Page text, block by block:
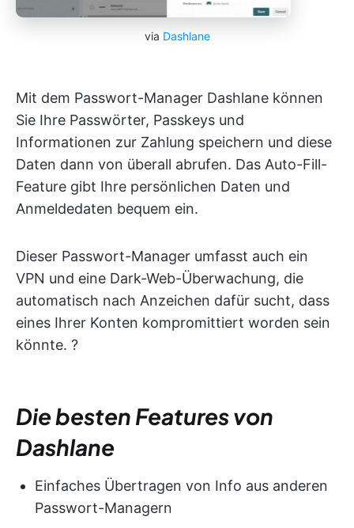
via Dashlane
Mit dem Passwort-Manager Dashlane können
Sie Ihre Passwörter, Passkeys und
Informationen zur Zahlung speichern und diese
Daten dann von überall abrufen. Das Auto-Fill-
Feature gibt Ihre persönlichen Daten und
Anmeldedaten bequem ein.
Dieser Passwort-Manager umfasst auch ein
VPN und eine Dark-Web-Überwachung, die
automatisch nach Anzeichen dafür sucht, dass
eines Ihrer Konten kompromittiert worden sein
könnte. ?
Die besten Features von
Dashlane
Einfaches Übertragen von Info aus anderen
Passwort-Managern